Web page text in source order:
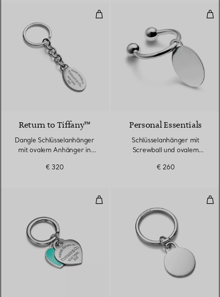
Dangle Schlüsselanhänger mit
Return to Tiffany™
Dangle Schlüsselanhänger
mit ovalem Anhänger in
€ 320
Personal Essentials
Schlüsselanhänger mit
Screwball und ovalem
€ 260
Schlüsselanhänger mit